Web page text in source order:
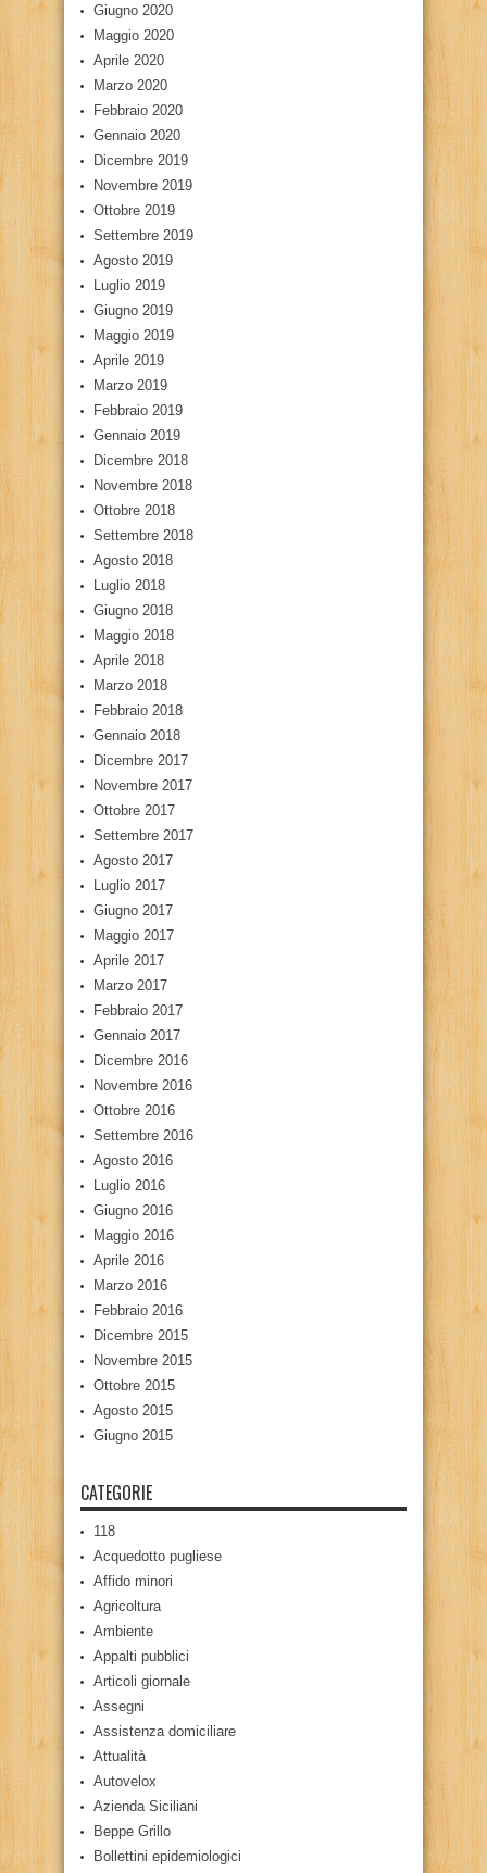
Giugno 2020
Maggio 2020
Aprile 2020
Marzo 2020
Febbraio 2020
Gennaio 2020
Dicembre 2019
Novembre 2019
Ottobre 2019
Settembre 2019
Agosto 2019
Luglio 2019
Giugno 2019
Maggio 2019
Aprile 2019
Marzo 2019
Febbraio 2019
Gennaio 2019
Dicembre 2018
Novembre 2018
Ottobre 2018
Settembre 2018
Agosto 2018
Luglio 2018
Giugno 2018
Maggio 2018
Aprile 2018
Marzo 2018
Febbraio 2018
Gennaio 2018
Dicembre 2017
Novembre 2017
Ottobre 2017
Settembre 2017
Agosto 2017
Luglio 2017
Giugno 2017
Maggio 2017
Aprile 2017
Marzo 2017
Febbraio 2017
Gennaio 2017
Dicembre 2016
Novembre 2016
Ottobre 2016
Settembre 2016
Agosto 2016
Luglio 2016
Giugno 2016
Maggio 2016
Aprile 2016
Marzo 2016
Febbraio 2016
Dicembre 2015
Novembre 2015
Ottobre 2015
Agosto 2015
Giugno 2015
CATEGORIE
118
Acquedotto pugliese
Affido minori
Agricoltura
Ambiente
Appalti pubblici
Articoli giornale
Assegni
Assistenza domiciliare
Attualità
Autovelox
Azienda Siciliani
Beppe Grillo
Bollettini epidemiologici